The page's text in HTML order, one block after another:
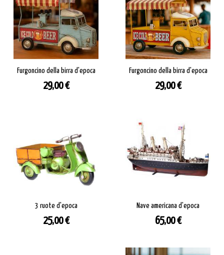
Furgoncino della birra d'epoca
Prezzo
29,00 €
Furgoncino della birra d'epoca
Prezzo
29,00 €
3 ruote d'epoca
Prezzo
25,00 €
Nave americana d'epoca
Prezzo
65,00 €